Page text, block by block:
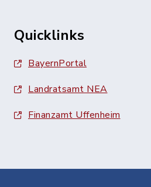
Quicklinks
BayernPortal
Landratsamt NEA
Finanzamt Uffenheim